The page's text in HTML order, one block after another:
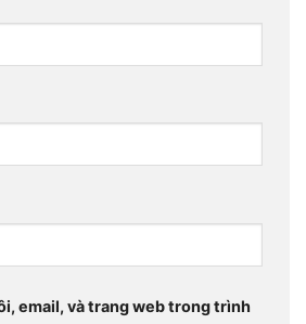
email, và trang web trong trình